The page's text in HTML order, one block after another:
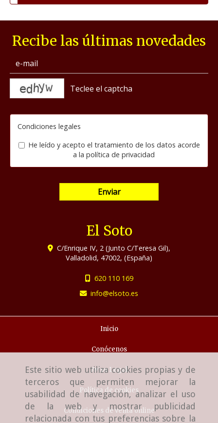
Este sitio web utiliza cookies propias y de
terceros que permiten mejorar la
usabilidad de navegación, analizar el uso
de la web y mostrar publicidad
relacionada con tus preferencias sobre la
Recibe las últimas novedades
Condiciones legales
He leído y acepto el tratamiento de los datos acorde
a la política de privacidad
Enviar
El Soto
C/Enrique IV, 2 (Junto C/Teresa Gil),
Valladolid, 47002, (España)
620 110 169
info
elsoto.es
Inicio
Conócenos
Aviso Legal
Política de cookies
Condiciones de venta online